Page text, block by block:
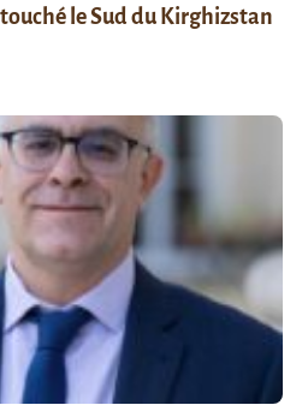
le Sud du Kirghizstan